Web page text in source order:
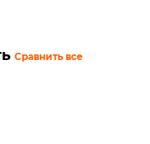
Сравнить все